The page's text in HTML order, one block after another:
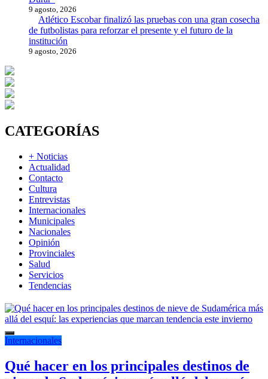
9 agosto, 2026
Atlético Escobar finalizó las pruebas con una gran cosecha
de futbolistas para reforzar el presente y el futuro de la
institución
9 agosto, 2026
CATEGORÍAS
+ Noticias
Actualidad
Contacto
Cultura
Entrevistas
Internacionales
Municipales
Nacionales
Opinión
Provinciales
Salud
Servicios
Tendencias
Internacionales
Qué hacer en los principales destinos de